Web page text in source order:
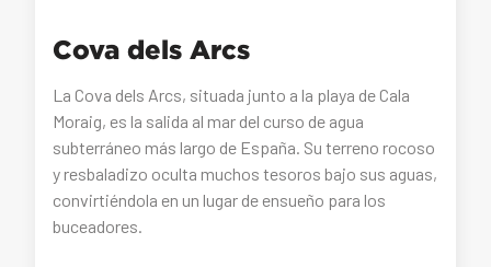
Cova dels Arcs
La Cova dels Arcs, situada junto a la playa de Cala
Moraig, es la salida al mar del curso de agua
subterráneo más largo de España. Su terreno rocoso
y resbaladizo oculta muchos tesoros bajo sus aguas,
convirtiéndola en un lugar de ensueño para los
buceadores.